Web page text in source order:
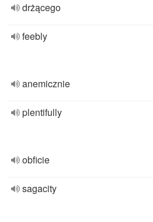
drżącego
feebly
anemicznie
plentifully
obficie
sagacity